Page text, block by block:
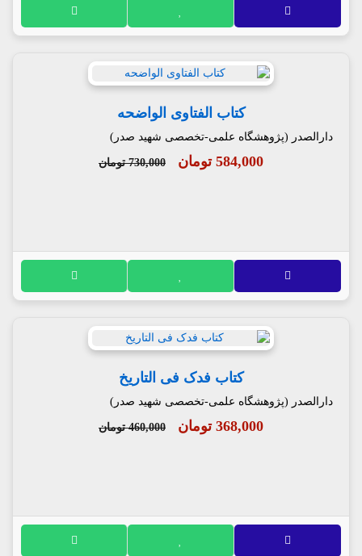
کتاب الفتاوی الواضحه
دارالصدر (پژوهشگاه علمی-تخصصی شهید صدر)
584,000 تومان 730,000 تومان
کتاب فدک فی التاریخ
دارالصدر (پژوهشگاه علمی-تخصصی شهید صدر)
368,000 تومان 460,000 تومان